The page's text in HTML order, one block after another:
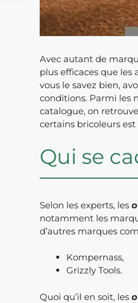
Avec autant de
plus efficaces que
vous le savez bien,
conditions. Parmi les
catalogue, on
certains bricoleurs
Qui se
Selon les experts, les
notamment les
d’autres marques
Kompernass,
Grizzly Tools.
Quoi qu’il en soit, les